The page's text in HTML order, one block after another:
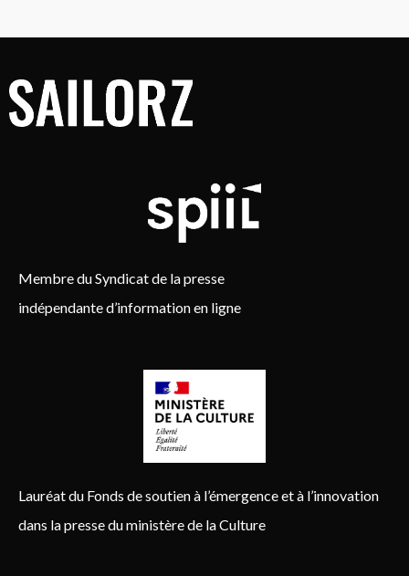
Membre du Syndicat de la presse
indépendante d’information en ligne
Lauréat du Fonds de soutien à l’émergence et à l’innovation
dans la presse du ministère de la Culture